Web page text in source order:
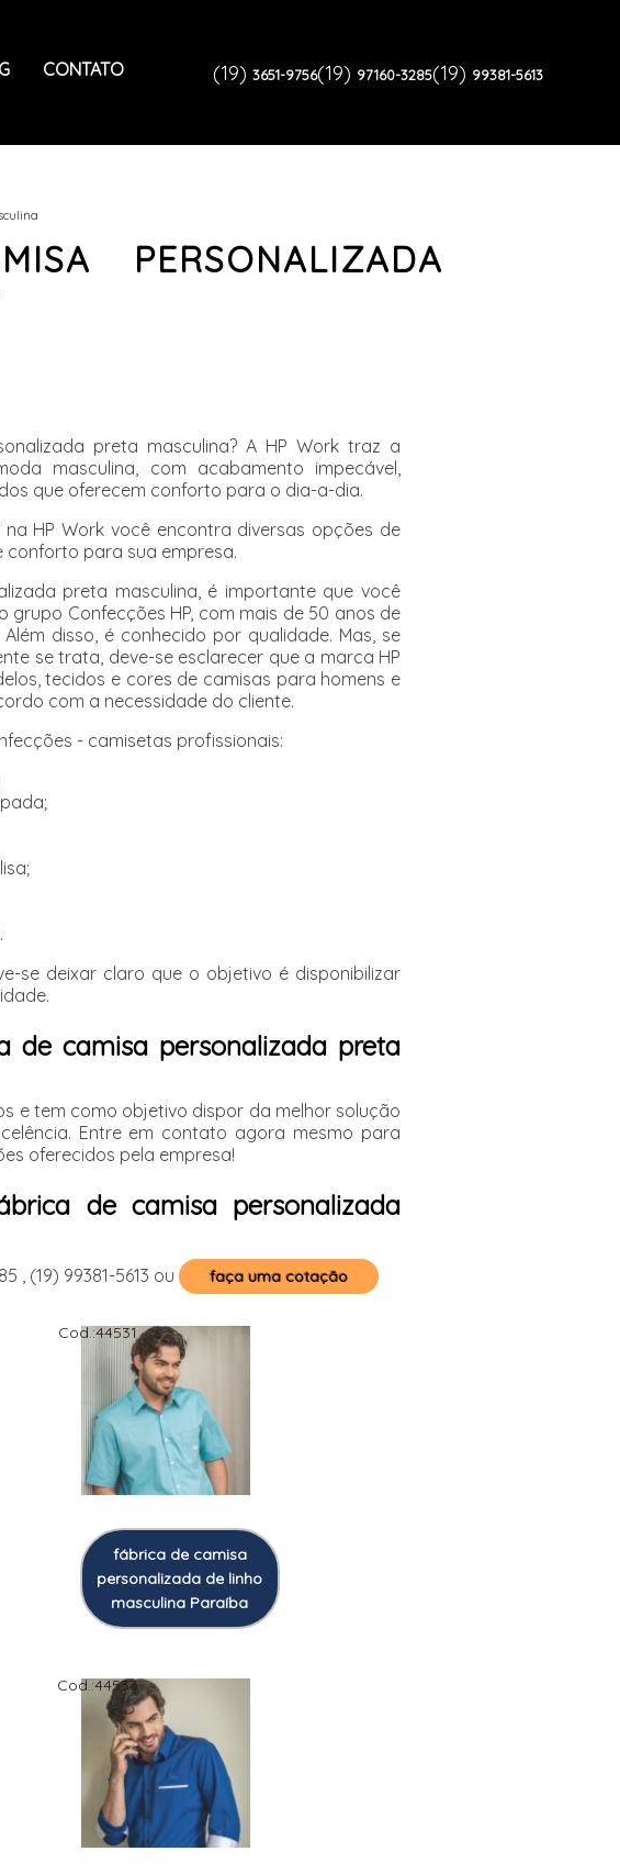
CONTATO (19) 3651-9756(19) 97160-3285(19) 99381-5613
PERSONALIZADA
preta masculina? A HP Work traz a
masculina, com acabamento impecável,
que oferecem conforto para o dia-a-dia.
HP Work você encontra diversas opções de
conforto para sua empresa.
preta masculina, é importante que você
grupo Confecções HP, com mais de 50 anos de
disso, é conhecido por qualidade. Mas, se
se trata, deve-se esclarecer que a marca HP
tecidos e cores de camisas para homens e
com a necessidade do cliente.
- camisetas profissionais:
se deixar claro que o objetivo é disponibilizar
de camisa personalizada preta
e tem como objetivo dispor da melhor solução
Entre em contato agora mesmo para
oferecidos pela empresa!
de camisa personalizada
, (19) 99381-5613 ou faça uma cotação
Cod.:44531
fábrica de camisa
personalizada de linho
masculina Paraíba
Cod.:44533